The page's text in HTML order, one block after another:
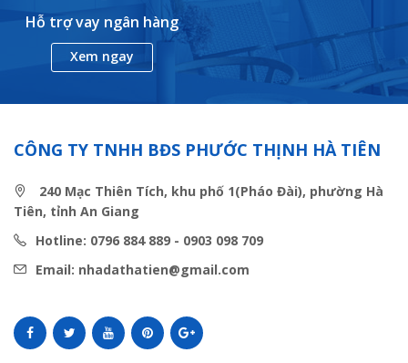
Hỗ trợ vay ngân hàng
Xem ngay
CÔNG TY TNHH BĐS PHƯỚC THỊNH HÀ TIÊN
240 Mạc Thiên Tích, khu phố 1(Pháo Đài), phường Hà
Tiên, tỉnh An Giang
Hotline: 0796 884 889 - 0903 098 709
Email: nhadathatien@gmail.com